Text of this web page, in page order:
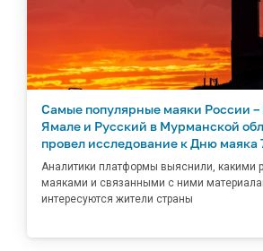
Самые популярные маяки России –
Ямале и Русский в Мурманской
провел исследование к Дню маяка
Аналитики платформы выяснили, какими
маяками и связанными с ними
интересуются жители страны